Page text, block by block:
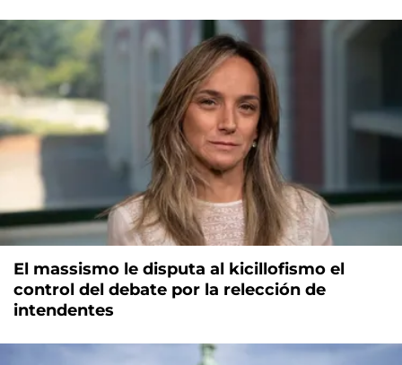
El massismo le disputa al kicillofismo el
control del debate por la relección de
intendentes